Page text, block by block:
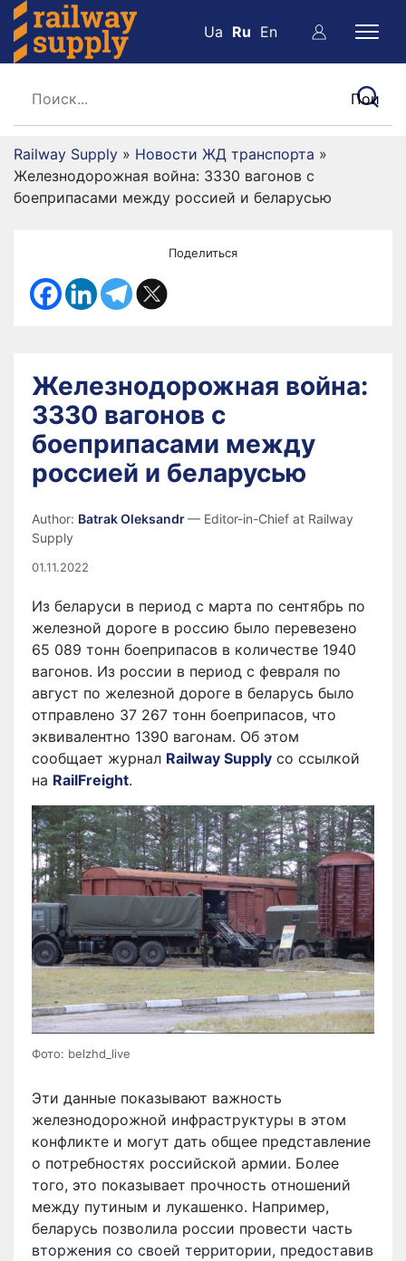
Ua Ru En
Railway Supply » Новости ЖД транспорта »
Железнодорожная война: 3330 вагонов с
боеприпасами между россией и беларусью
Поделиться
Железнодорожная война:
3330 вагонов с
боеприпасами между
россией и беларусью
Author: Batrak Oleksandr— Editor-in-Chief at Railway
Supply
01.11.2022
Из беларуси в период с марта по сентябрь по
железной дороге в россию было перевезено
65 089 тонн боеприпасов в количестве 1940
вагонов. Из россии в период с февраля по
август по железной дороге в беларусь было
отправлено 37 267 тонн боеприпасов, что
эквивалентно 1390 вагонам. Об этом
сообщает журнал Railway Supply со ссылкой
на RailFreight.
Фото: belzhd_live
Эти данные показывают важность
железнодорожной инфраструктуры в этом
конфликте и могут дать общее представление
о потребностях российской армии. Более
того, это показывает прочность отношений
между путиным и лукашенко. Например,
беларусь позволила россии провести часть
вторжения со своей территории, предоставив